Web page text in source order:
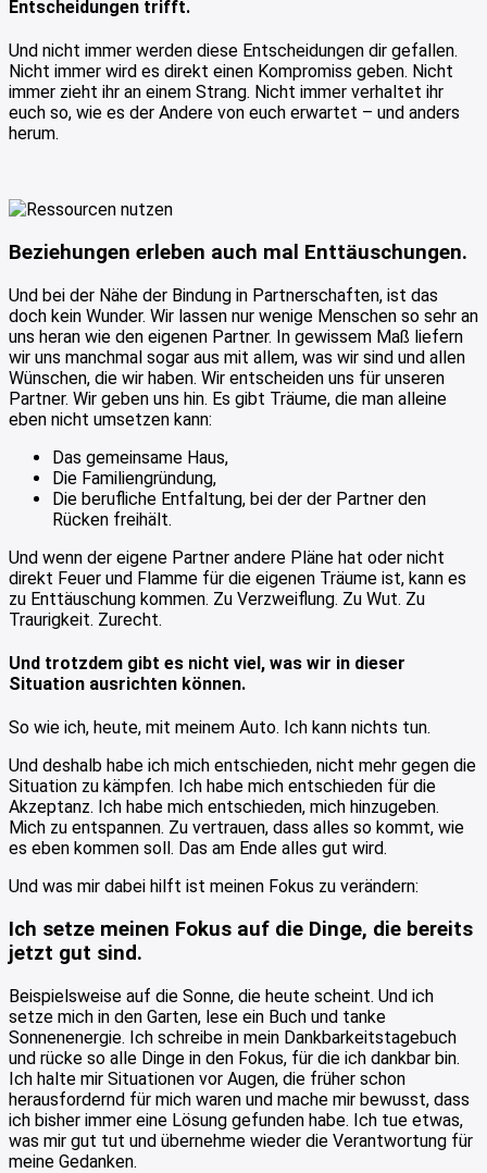
Entscheidungen trifft.
Und nicht immer werden diese Entscheidungen dir gefallen.
Nicht immer wird es direkt einen Kompromiss geben. Nicht
immer zieht ihr an einem Strang. Nicht immer verhaltet ihr
euch so, wie es der Andere von euch erwartet – und anders
herum.
Beziehungen erleben auch mal Enttäuschungen.
Und bei der Nähe der Bindung in Partnerschaften, ist das
doch kein Wunder. Wir lassen nur wenige Menschen so sehr an
uns heran wie den eigenen Partner. In gewissem Maß liefern
wir uns manchmal sogar aus mit allem, was wir sind und allen
Wünschen, die wir haben. Wir entscheiden uns für unseren
Partner. Wir geben uns hin. Es gibt Träume, die man alleine
eben nicht umsetzen kann:
Das gemeinsame Haus,
Die Familiengründung,
Die berufliche Entfaltung, bei der der Partner den
Rücken freihält.
Und wenn der eigene Partner andere Pläne hat oder nicht
direkt Feuer und Flamme für die eigenen Träume ist, kann es
zu Enttäuschung kommen. Zu Verzweiflung. Zu Wut. Zu
Traurigkeit. Zurecht.
Und trotzdem gibt es nicht viel, was wir in dieser
Situation ausrichten können.
So wie ich, heute, mit meinem Auto. Ich kann nichts tun.
Und deshalb habe ich mich entschieden, nicht mehr gegen die
Situation zu kämpfen. Ich habe mich entschieden für die
Akzeptanz. Ich habe mich entschieden, mich hinzugeben.
Mich zu entspannen. Zu vertrauen, dass alles so kommt, wie
es eben kommen soll. Das am Ende alles gut wird.
Und was mir dabei hilft ist meinen Fokus zu verändern:
Ich setze meinen Fokus auf die Dinge, die bereits
jetzt gut sind.
Beispielsweise auf die Sonne, die heute scheint. Und ich
setze mich in den Garten, lese ein Buch und tanke
Sonnenenergie. Ich schreibe in mein Dankbarkeitstagebuch
und rücke so alle Dinge in den Fokus, für die ich dankbar bin.
Ich halte mir Situationen vor Augen, die früher schon
herausfordernd für mich waren und mache mir bewusst, dass
ich bisher immer eine Lösung gefunden habe. Ich tue etwas,
was mir gut tut und übernehme wieder die Verantwortung für
meine Gedanken.